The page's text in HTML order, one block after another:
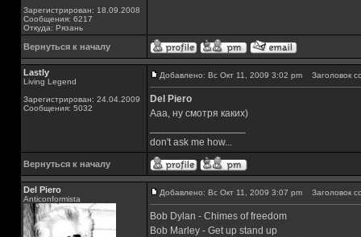
Зарегистрирован: 18.09.2008
Сообщения: 6217
Откуда: Рязань
Вернуться к началу
Lastly
Living Legend
Зарегистрирован: 24.04.2009
Сообщения: 5032
Добавлено: Вс Окт 11, 2009 3:02 pm Заголовок
Del Piero
Ааа, ну смотря каких)
don't ask me how...
Вернуться к началу
Del Piero
Аnticonformista
Добавлено: Вс Окт 11, 2009 3:07 pm Заголовок
Bob Dylan - Chimes of freedom
Bob Marley - Get up stand up